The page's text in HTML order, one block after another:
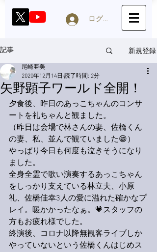
ログイン
記事 新規登録
矢野顕子ワールド全開！
尾崎亜美
2020年12月14日 読了時間: 2分
夕食後、昨日のあっこちゃんのコンサ
ートを礼ちゃんと観ました。
（昨日は会場で林さんの妻、佐橋くん
の妻、私、並んで観ていました😁）
やっぱり今日も何度も泣きそうになり
ました。
全身全霊で歌い演奏するあっこちゃん
をしっかり支えている林立夫、小原
礼、佐橋佳幸3人の愛に溢れた確かなプ
レイ。暖かかったなぁ。💗スタッフの
方もお疲れ様でした。
終演後、コロナ以降無観客ライブしか
やっていないという佐橋くんはじめス